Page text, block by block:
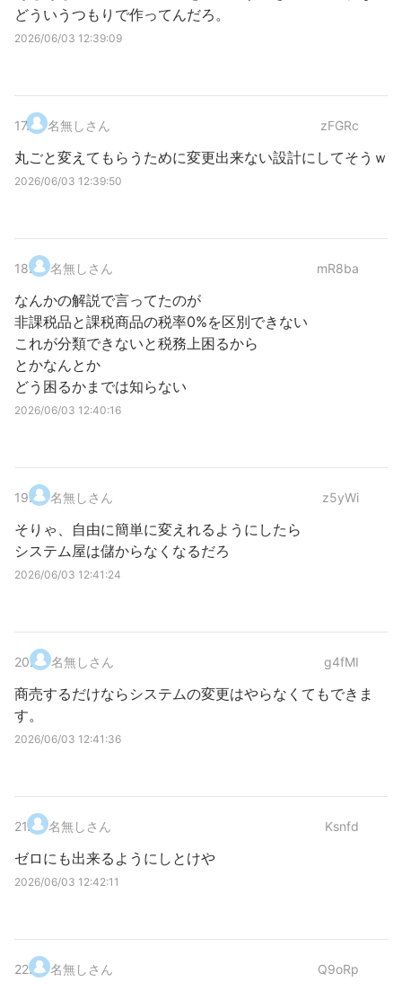
どういうつもりで作ってんだろ。
2026/06/03 12:39:09
17. 名無しさん zFGRc
丸ごと変えてもらうために変更出来ない設計にしてそうｗ
2026/06/03 12:39:50
18. 名無しさん mR8ba
なんかの解説で言ってたのが
非課税品と課税商品の税率0%を区別できない
これが分類できないと税務上困るから
とかなんとか
どう困るかまでは知らない
2026/06/03 12:40:16
19. 名無しさん z5yWi
そりゃ、自由に簡単に変えれるようにしたら
システム屋は儲からなくなるだろ
2026/06/03 12:41:24
20. 名無しさん g4fMI
商売するだけならシステムの変更はやらなくてもできま
す。
2026/06/03 12:41:36
21. 名無しさん Ksnfd
ゼロにも出来るようにしとけや
2026/06/03 12:42:11
22. 名無しさん Q9oRp